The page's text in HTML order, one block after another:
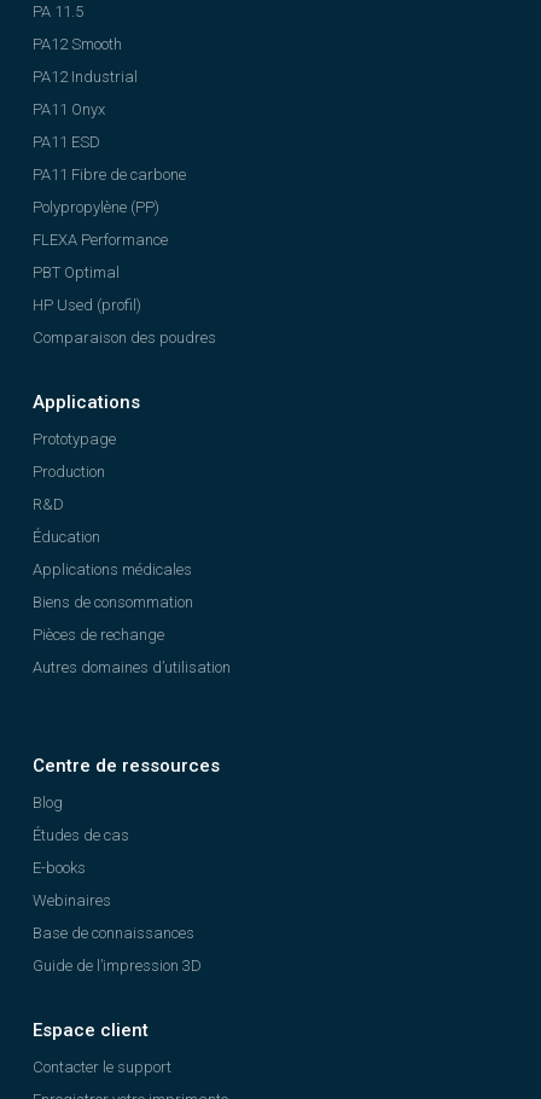
PA 11.5
PA12 Smooth
PA12 Industrial
PA11 Onyx
PA11 ESD
PA11 Fibre de carbone
Polypropylène (PP)
FLEXA Performance
PBT Optimal
HP Used (profil)
Comparaison des poudres
Applications
Prototypage
Production
R&D
Éducation
Applications médicales
Biens de consommation
Pièces de rechange
Autres domaines d’utilisation
Centre de ressources
Blog
Études de cas
E-books
Webinaires
Base de connaissances
Guide de l’impression 3D
Espace client
Contacter le support